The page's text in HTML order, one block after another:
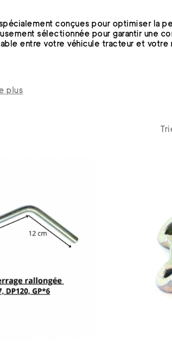
conçues pour optimiser la
sélectionnée pour garantir une
entre votre véhicule tracteur et votre
réglables pour une polyvalence
plus